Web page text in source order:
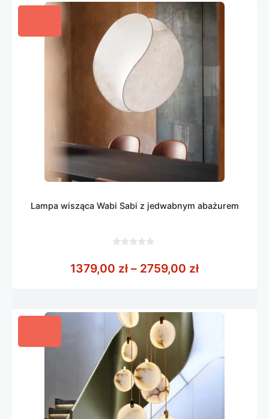
Lampa wisząca Wabi Sabi z jedwabnym abażurem
5
1379,00 zł – 2759,00 złZakres cen: